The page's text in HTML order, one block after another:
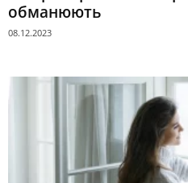
обманюють
08.12.2023